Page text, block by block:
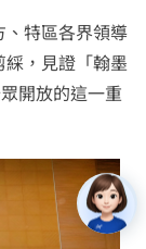
特區各界領導
，見證「翰墨
開放的這一重